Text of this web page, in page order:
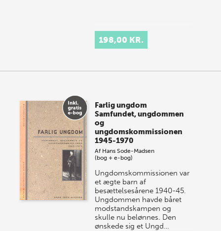
198,00 KR.
Farlig ungdom
Samfundet, ungdommen
og
ungdomskommissionen
1945-1970
Af Hans Sode-Madsen
(bog + e-bog)
Ungdomskommissionen var
et ægte barn af
besættelsesårene 1940-45.
Ungdommen havde båret
modstandskampen og
skulle nu belønnes. Den
ønskede sig et Ungd…